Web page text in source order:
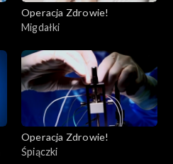
Operacja Zdrowie!
Migdałki
Operacja Zdrowie!
Śpiączki